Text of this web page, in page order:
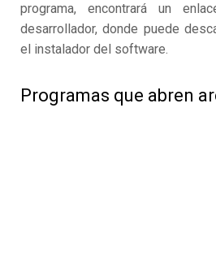
programa, encontrará un
desarrollador, donde puede
el instalador del software.
Programas que abren